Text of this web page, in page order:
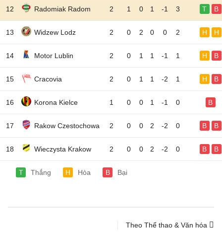
12 Radomiak Radom 2 1 0 1 -1 3 T B
13 Widzew Lodz 2 0 2 0 0 2 H H
14 Motor Lublin 2 0 1 1 -1 1 H B
15 Cracovia 2 0 1 1 -2 1 H B
16 Korona Kielce 1 0 0 1 -1 0 B
17 Rakow Czestochowa 2 0 0 2 -2 0 B B
18 Wieczysta Krakow 2 0 0 2 -2 0 B B
T Thắng H Hòa B Bại
Theo Thể thao & Văn hóa